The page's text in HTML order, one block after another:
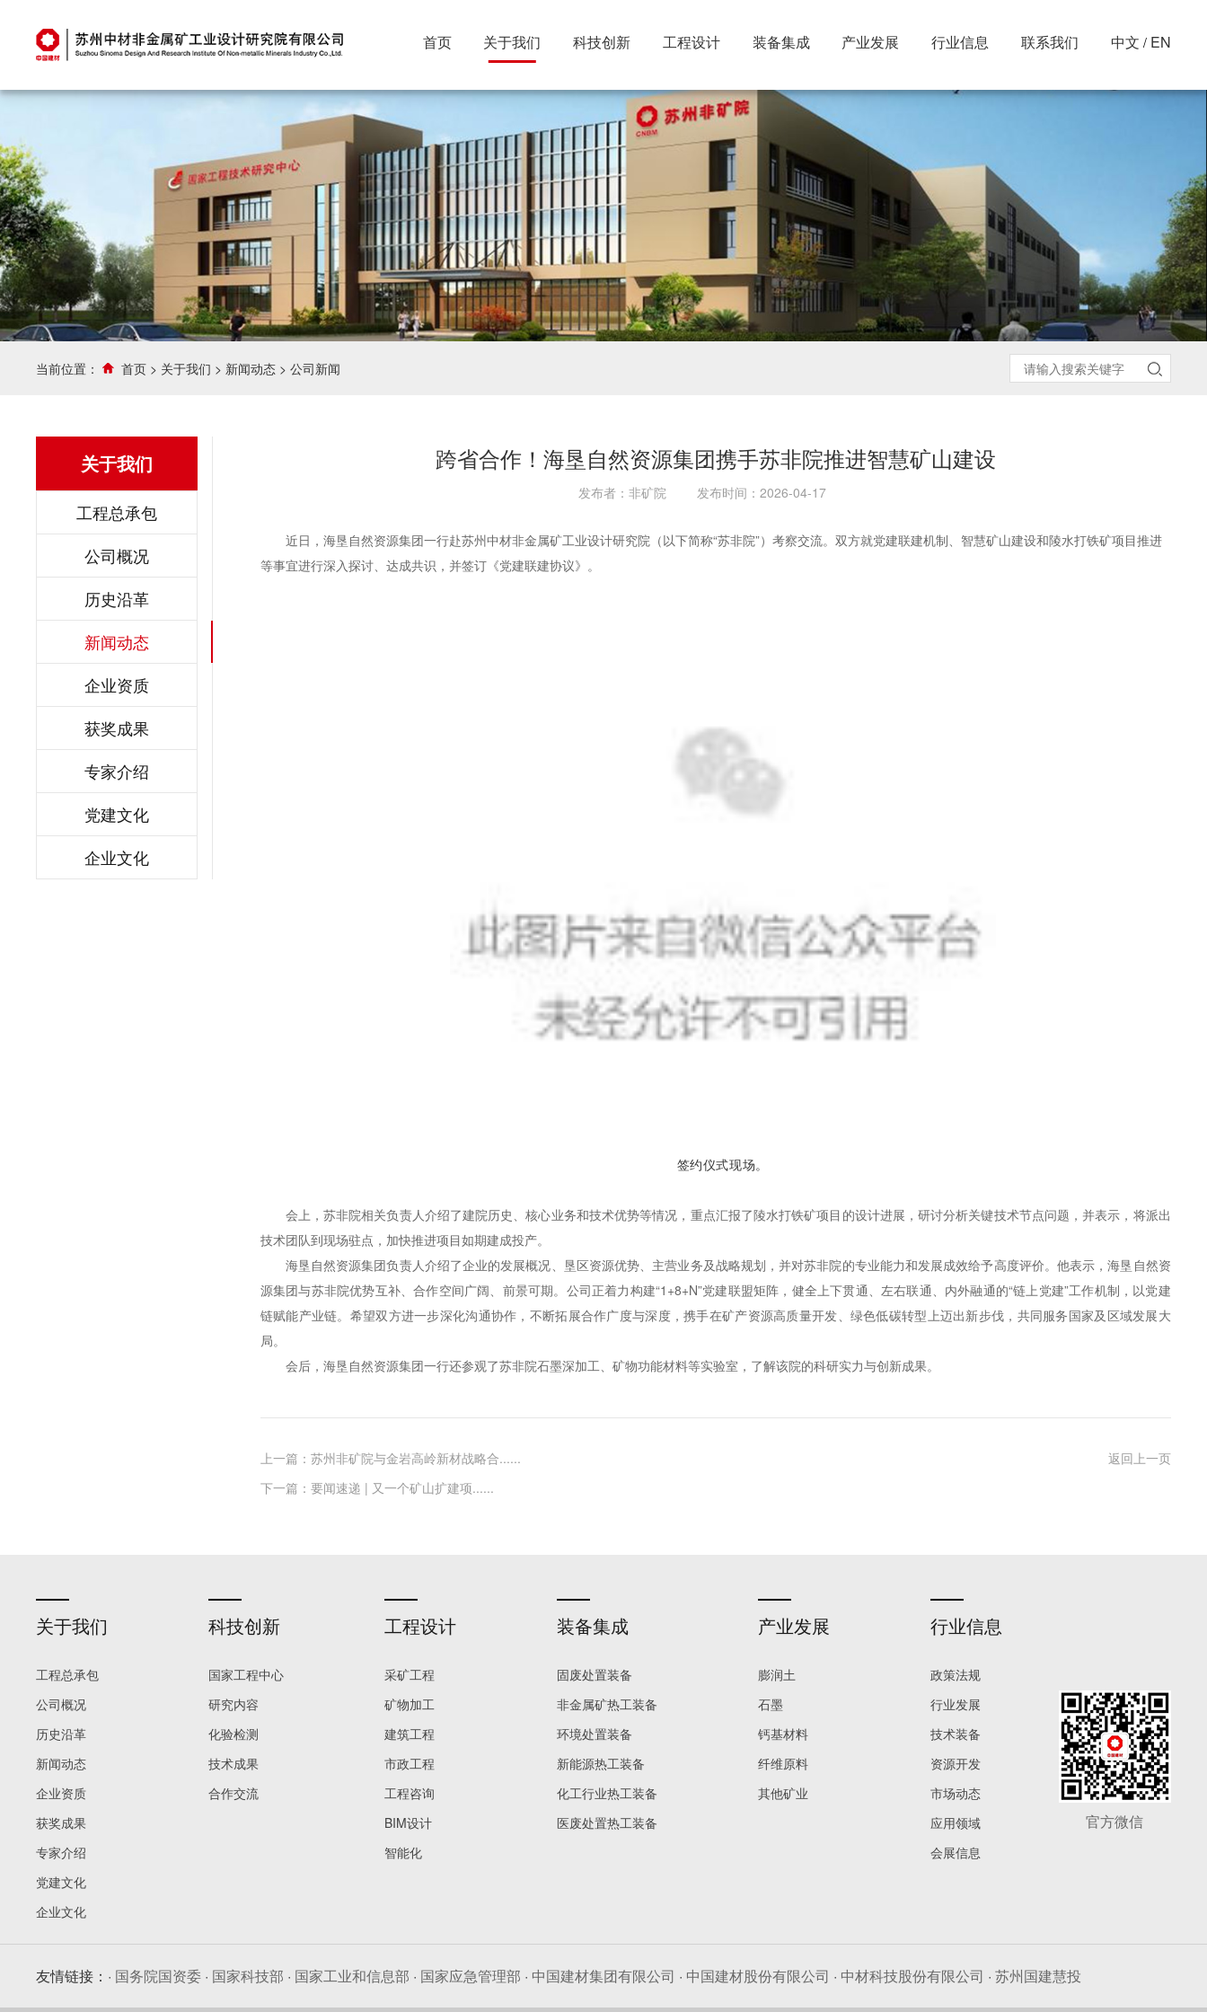
首页 关于我们 科技创新 工程设计 装备集成 产业发展 行业信息 联系我们 中文 / EN
当前位置： 首页 > 关于我们 > 新闻动态 >公司新闻
关于我们
工程总承包
公司概况
历史沿革
新闻动态
企业资质
获奖成果
专家介绍
党建文化
企业文化
跨省合作！海垦自然资源集团携手苏非院推进智慧矿山建设
发布者：非矿院 发布时间：2026-04-17
近日，海垦自然资源集团一行赴苏州中材非金属矿工业设计研究院（以下简称“苏非院”）考察交流。双方就党建联建机制、智慧矿山建设和陵水打铁矿项目推进
等事宜进行深入探讨、达成共识，并签订《党建联建协议》。
签约仪式现场。
会上，苏非院相关负责人介绍了建院历史、核心业务和技术优势等情况，重点汇报了陵水打铁矿项目的设计进展，研讨分析关键技术节点问题，并表示，将派出
技术团队到现场驻点，加快推进项目如期建成投产。
海垦自然资源集团负责人介绍了企业的发展概况、垦区资源优势、主营业务及战略规划，并对苏非院的专业能力和发展成效给予高度评价。他表示，海垦自然资
源集团与苏非院优势互补、合作空间广阔、前景可期。公司正着力构建“1+8+N”党建联盟矩阵，健全上下贯通、左右联通、内外融通的“链上党建”工作机制，以党建
链赋能产业链。希望双方进一步深化沟通协作，不断拓展合作广度与深度，携手在矿产资源高质量开发、绿色低碳转型上迈出新步伐，共同服务国家及区域发展大
局。
会后，海垦自然资源集团一行还参观了苏非院石墨深加工、矿物功能材料等实验室，了解该院的科研实力与创新成果。
上一篇： 苏州非矿院与金岩高岭新材战略合......
下一篇： 要闻速递 | 又一个矿山扩建项......
返回上一页
关于我们
工程总承包
公司概况
历史沿革
新闻动态
企业资质
获奖成果
专家介绍
党建文化
企业文化
科技创新
国家工程中心
研究内容
化验检测
技术成果
合作交流
工程设计
采矿工程
矿物加工
建筑工程
市政工程
工程咨询
BIM设计
智能化
装备集成
固废处置装备
非金属矿热工装备
环境处置装备
新能源热工装备
化工行业热工装备
医废处置热工装备
产业发展
膨润土
石墨
钙基材料
纤维原料
其他矿业
行业信息
政策法规
行业发展
技术装备
资源开发
市场动态
应用领域
会展信息
官方微信
友情链接：· 国务院国资委 · 国家科技部 · 国家工业和信息部 · 国家应急管理部 · 中国建材集团有限公司 · 中国建材股份有限公司 · 中材科技股份有限公司 ·苏州国建慧投